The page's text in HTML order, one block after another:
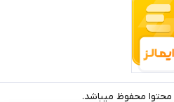
محفوظ میباشد.